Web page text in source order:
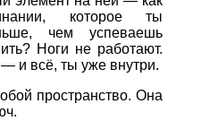
которое ты
чем успеваешь
Ноги не работают.
и всё, ты уже внутри.
пространство. Она